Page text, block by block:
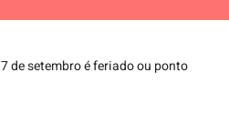
7 de setembro é feriado ou ponto